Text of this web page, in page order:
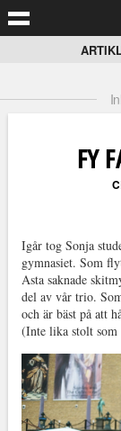
FY
Igår tog Sonja
gymnasiet. Som
Asta saknade
del av vår trio.
och är bäst på att
(Inte lika stolt som